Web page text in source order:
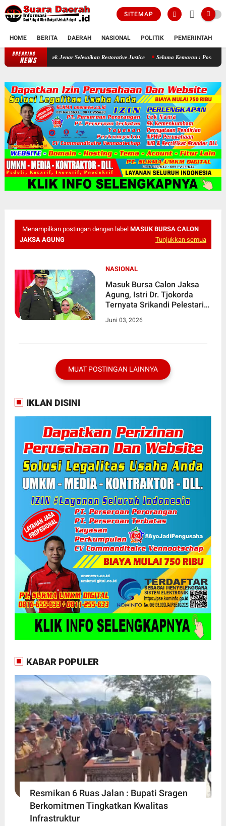
SITEMAP
HOME BERITA DAERAH NASIONAL POLITIK PEMERINTAH
BREAKING
NEWS Seorang Ayah Mencuri Jagung Demi Sang Buah Hatinya , Polsek Jenar
Menampilkan postingan dengan label MASUK BURSA CALON
JAKSA AGUNG
Tunjukkan semua
NASIONAL
Masuk Bursa Calon Jaksa
Agung, Istri Dr. Tjokorda
Ternyata Srikandi Pelestari
Juni 03, 2026
MUAT POSTINGAN LAINNYA
IKLAN DISINI
KABAR POPULER
Resmikan 6 Ruas Jalan : Bupati Sragen
Berkomitmen Tingkatkan Kwalitas
Infrastruktur